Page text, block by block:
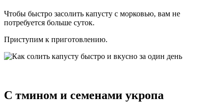
Чтобы быстро засолить капусту с морковью, вам не
потребуется больше суток.
Приступим к приготовлению.
С тмином и семенами укропа